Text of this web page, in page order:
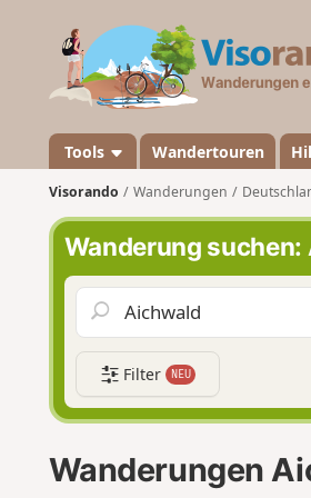
Tools Wandertouren
Visorando Wanderungen
Wanderung suchen:
Filter NEU
Wanderungen